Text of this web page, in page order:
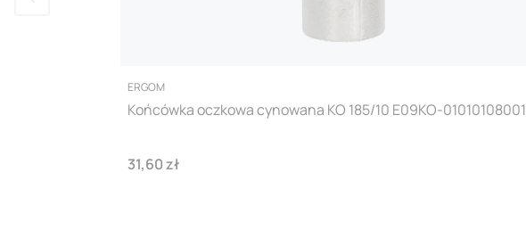
PRODUCENT
ERGOM
Końcówka oczkowa cynowana KO 185/10 E09KO-01010108001
Cena
31,60 zł